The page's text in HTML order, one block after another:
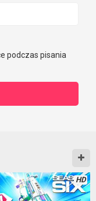
podczas pisania
HD